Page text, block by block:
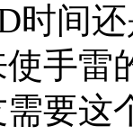
时间
使手雷
要这